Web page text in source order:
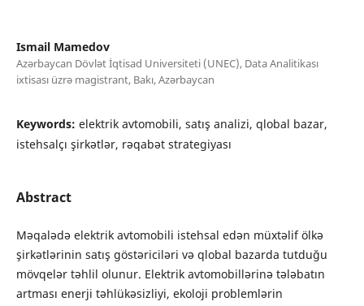
Ismail Mamedov
Azərbaycan Dövlət İqtisad Universiteti (UNEC), Data Analitikası
ixtisası üzrə magistrant, Bakı, Azərbaycan
Keywords: elektrik avtomobili, satış analizi, qlobal bazar,
istehsalçı şirkətlər, rəqabət strategiyası
Abstract
Məqalədə elektrik avtomobili istehsal edən müxtəlif ölkə
şirkətlərinin satış göstəriciləri və qlobal bazarda tutduğu
mövqelər təhlil olunur. Elektrik avtomobillərinə tələbatın
artması enerji təhlükəsizliyi, ekoloji problemlərin